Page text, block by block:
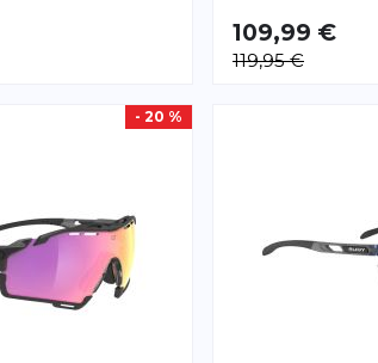
109,99 €
119,95 €
- 20 %